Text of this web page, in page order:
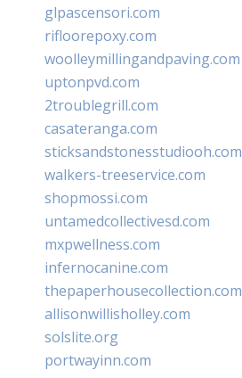
glpascensori.com
rifloorepoxy.com
woolleymillingandpaving.com
uptonpvd.com
2troublegrill.com
casateranga.com
sticksandstonesstudiooh.com
walkers-treeservice.com
shopmossi.com
untamedcollectivesd.com
mxpwellness.com
infernocanine.com
thepaperhousecollection.com
allisonwillisholley.com
solslite.org
portwayinn.com